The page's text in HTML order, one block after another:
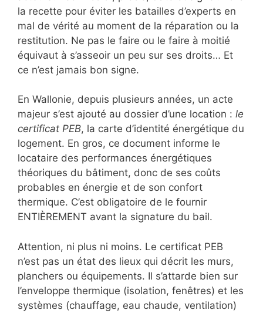
la recette pour éviter les batailles d’experts en
mal de vérité au moment de la réparation ou la
restitution. Ne pas le faire ou le faire à moitié
équivaut à s’asseoir un peu sur ses droits… Et
ce n’est jamais bon signe.
En Wallonie, depuis plusieurs années, un acte
majeur s’est ajouté au dossier d’une location : le
certificat PEB, la carte d’identité énergétique du
logement. En gros, ce document informe le
locataire des performances énergétiques
théoriques du bâtiment, donc de ses coûts
probables en énergie et de son confort
thermique. C’est obligatoire de le fournir
ENTIÈREMENT avant la signature du bail.
Attention, ni plus ni moins. Le certificat PEB
n’est pas un état des lieux qui décrit les murs,
planchers ou équipements. Il s’attarde bien sur
l’enveloppe thermique (isolation, fenêtres) et les
systèmes (chauffage, eau chaude, ventilation)